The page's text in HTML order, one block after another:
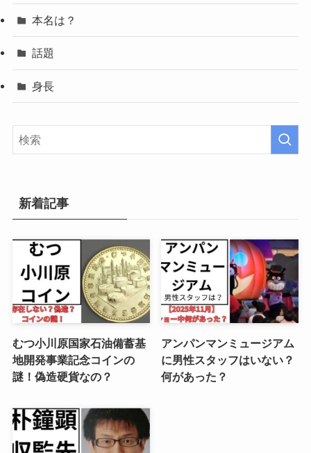
本名は？
話題
身長
新着記事
むつ小川原国家石油備蓄基
地開発事業記念コインの
謎！偽造硬貨なの？
アンパンマンミュージアム
に男性スタッフはいない？
何があった？